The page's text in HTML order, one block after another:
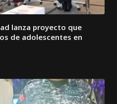
lanza proyecto que
de adolescentes en